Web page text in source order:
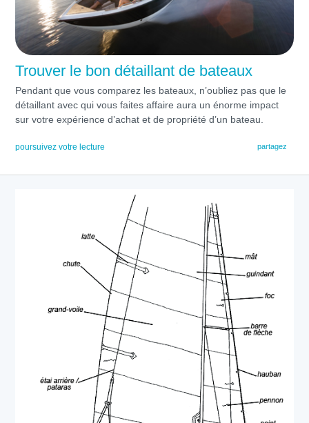
Trouver le bon détaillant de bateaux
Pendant que vous comparez les bateaux, n’oubliez pas que le
détaillant avec qui vous faites affaire aura un énorme impact
sur votre expérience d’achat et de propriété d’un bateau.
poursuivez votre lecture partagez